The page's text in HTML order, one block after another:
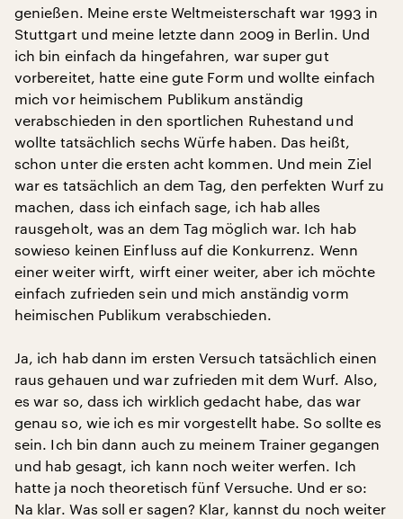
genießen. Meine erste Weltmeisterschaft war 1993 in
Stuttgart und meine letzte dann 2009 in Berlin. Und
ich bin einfach da hingefahren, war super gut
vorbereitet, hatte eine gute Form und wollte einfach
mich vor heimischem Publikum anständig
verabschieden in den sportlichen Ruhestand und
wollte tatsächlich sechs Würfe haben. Das heißt,
schon unter die ersten acht kommen. Und mein Ziel
war es tatsächlich an dem Tag, den perfekten Wurf zu
machen, dass ich einfach sage, ich hab alles
rausgeholt, was an dem Tag möglich war. Ich hab
sowieso keinen Einfluss auf die Konkurrenz. Wenn
einer weiter wirft, wirft einer weiter, aber ich möchte
einfach zufrieden sein und mich anständig vorm
heimischen Publikum verabschieden.
Ja, ich hab dann im ersten Versuch tatsächlich einen
raus gehauen und war zufrieden mit dem Wurf. Also,
es war so, dass ich wirklich gedacht habe, das war
genau so, wie ich es mir vorgestellt habe. So sollte es
sein. Ich bin dann auch zu meinem Trainer gegangen
und hab gesagt, ich kann noch weiter werfen. Ich
hatte ja noch theoretisch fünf Versuche. Und er so:
Na klar. Was soll er sagen? Klar, kannst du noch weiter